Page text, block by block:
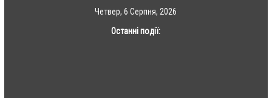
Четвер, 6 Серпня, 2026
Останні події: